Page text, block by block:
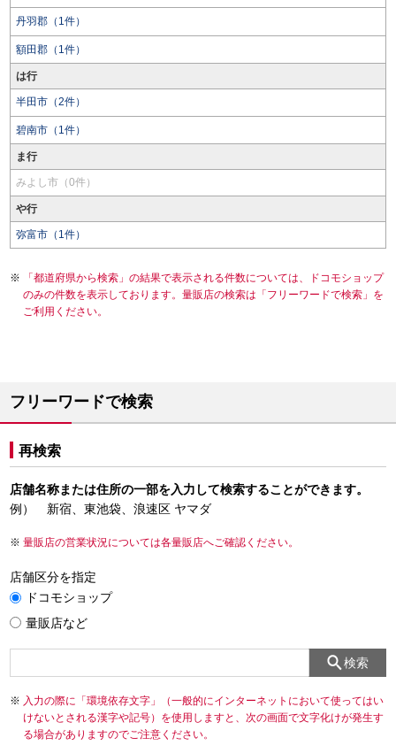
丹羽郡（1件）
額田郡（1件）
は行
半田市（2件）
碧南市（1件）
ま行
みよし市（0件）
や行
弥富市（1件）
「都道府県から検索」の結果で表示される件数については、ドコモショップ
のみの件数を表示しております。量販店の検索は「フリーワードで検索」を
ご利用ください。
フリーワードで検索
再検索
店舗名称または住所の一部を入力して検索することができます。
例） 新宿、東池袋、浪速区 ヤマダ
量販店の営業状況については各量販店へご確認ください。
店舗区分を指定
ドコモショップ
量販店など
検索
入力の際に「環境依存文字」（一般的にインターネットにおいて使ってはい
けないとされる漢字や記号）を使用しますと、次の画面で文字化けが発生す
る場合がありますのでご注意ください。